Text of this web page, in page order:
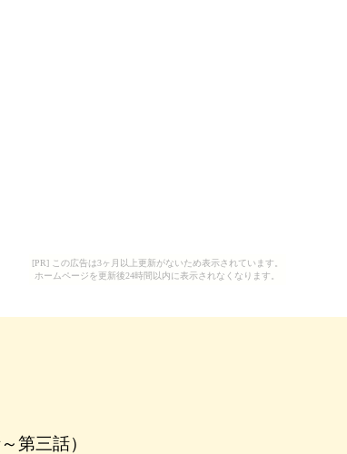
[PR] この広告は3ヶ月以上更新がないため表示されています。
ホームページを更新後24時間以内に表示されなくなります。
第三話）